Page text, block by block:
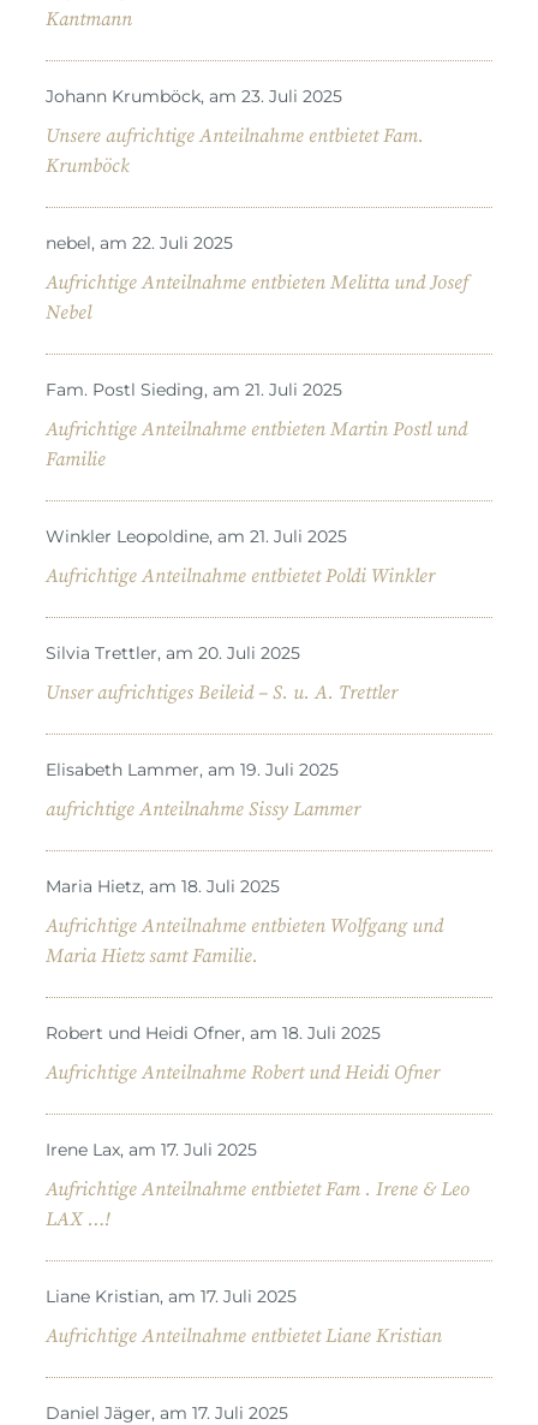
Kantmann
Johann Krumböck, am 23. Juli 2025
Unsere aufrichtige Anteilnahme entbietet Fam.
Krumböck
nebel, am 22. Juli 2025
Aufrichtige Anteilnahme entbieten Melitta und Josef
Nebel
Fam. Postl Sieding, am 21. Juli 2025
Aufrichtige Anteilnahme entbieten Martin Postl und
Familie
Winkler Leopoldine, am 21. Juli 2025
Aufrichtige Anteilnahme entbietet Poldi Winkler
Silvia Trettler, am 20. Juli 2025
Unser aufrichtiges Beileid – S. u. A. Trettler
Elisabeth Lammer, am 19. Juli 2025
aufrichtige Anteilnahme Sissy Lammer
Maria Hietz, am 18. Juli 2025
Aufrichtige Anteilnahme entbieten Wolfgang und
Maria Hietz samt Familie.
Robert und Heidi Ofner, am 18. Juli 2025
Aufrichtige Anteilnahme Robert und Heidi Ofner
Irene Lax, am 17. Juli 2025
Aufrichtige Anteilnahme entbietet Fam . Irene & Leo
LAX …!
Liane Kristian, am 17. Juli 2025
Aufrichtige Anteilnahme entbietet Liane Kristian
Daniel Jäger, am 17. Juli 2025